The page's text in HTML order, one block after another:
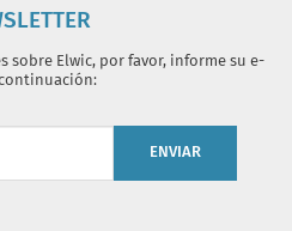
sobre Elwic, por favor, informe su e-
ENVIAR